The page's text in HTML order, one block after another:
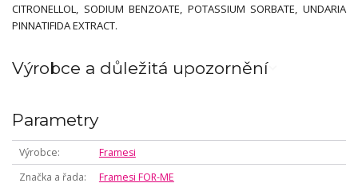
CITRONELLOL, SODIUM BENZOATE, POTASSIUM SORBATE, UNDARIA
PINNATIFIDA EXTRACT.
Výrobce a důležitá upozornění
Parametry
Výrobce
Framesi
Značka a řada
Framesi FOR-ME